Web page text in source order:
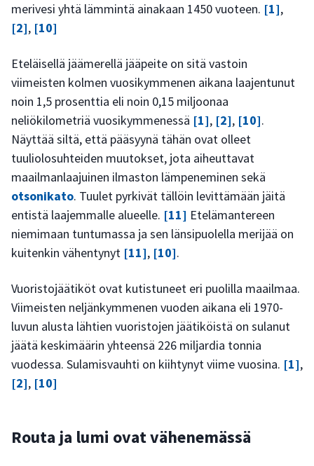
merivesi yhtä lämmintä ainakaan 1450 vuoteen. [1],
[2], [10]
Eteläisellä jäämerellä jääpeite on sitä vastoin
viimeisten kolmen vuosikymmenen aikana laajentunut
noin 1,5 prosenttia eli noin 0,15 miljoonaa
neliökilometriä vuosikymmenessä [1], [2], [10].
Näyttää siltä, että pääsyynä tähän ovat olleet
tuuliolosuhteiden muutokset, jota aiheuttavat
maailmanlaajuinen ilmaston lämpeneminen sekä
otsonikato. Tuulet pyrkivät tällöin levittämään jäitä
entistä laajemmalle alueelle. [11] Etelämantereen
niemimaan tuntumassa ja sen länsipuolella merijää on
kuitenkin vähentynyt [11], [10].
Vuoristojäätiköt ovat kutistuneet eri puolilla maailmaa.
Viimeisten neljänkymmenen vuoden aikana eli 1970-
luvun alusta lähtien vuoristojen jäätiköistä on sulanut
jäätä keskimäärin yhteensä 226 miljardia tonnia
vuodessa. Sulamisvauhti on kiihtynyt viime vuosina. [1],
[2], [10]
Routa ja lumi ovat vähenemässä